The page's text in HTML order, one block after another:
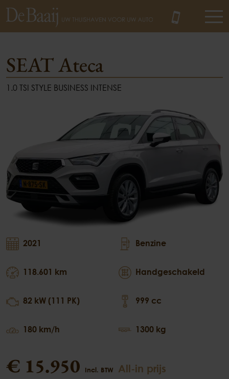
SEAT Ateca
1.0 TSI STYLE BUSINESS INTENSE
2021
118.601 km
82 kW (111 PK)
180 km/h
Benzine
Handgeschakeld
999 cc
1300 kg
€ 15.950 Incl. BTW All-in prijs